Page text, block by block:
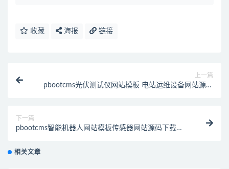
收藏 海报 链接
上一篇
pbootcms光伏测试仪网站模板 电站运维设备网站源码
下一篇
pbootcms智能机器人网站模板传感器网站源码下载
相关文章